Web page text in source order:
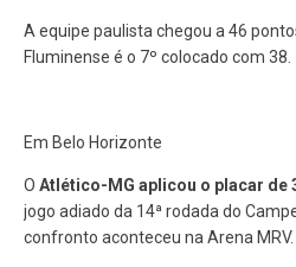
A equipe paulista chegou a 46
Fluminense é o 7º colocado com 38.
Em Belo Horizonte
O Atlético-MG aplicou o placar de
jogo adiado da 14ª rodada do
confronto aconteceu na Arena MRV.